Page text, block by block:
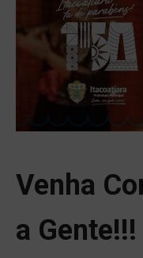
Venha
a Gente!!!